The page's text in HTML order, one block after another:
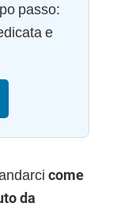
passo:
e
come
da